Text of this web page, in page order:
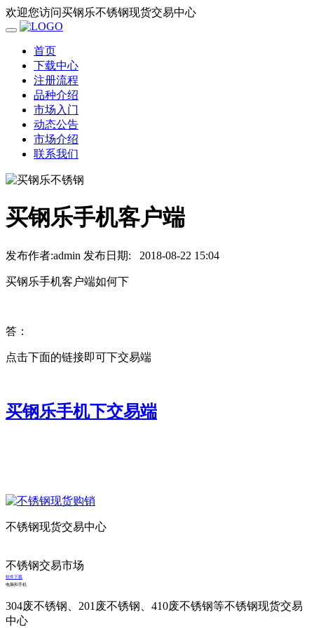
欢迎您访问买钢乐不锈钢现货交易中心
首页
下载中心
注册流程
品种介绍
市场入门
动态公告
市场介绍
联系我们
买钢乐手机客户端
发布作者:admin 发布日期: 2018-08-22 15:04
买钢乐手机客户端如何下
答：
点击下面的链接即可下交易端
买钢乐手机下交易端
不锈钢现货交易中心
不锈钢交易市场
软件下载
电脑和手机
304废不锈钢、201废不锈钢、410废不锈钢等不锈钢现货交易
中心